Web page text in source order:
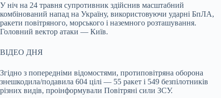
У ніч на 24 травня супротивник здійснив масштабний
комбінований напад на Україну, використовуючи ударні БпЛА,
ракети повітряного, морського і наземного розташування.
Головний вектор атаки — Київ.
ВІДЕО ДНЯ
Згідно з попередніми відомостями, протиповітряна оборона
знешкодила/подавила 604 цілі — 55 ракет і 549 безпілотників
різних видів, проінформували Повітряні сили ЗСУ.